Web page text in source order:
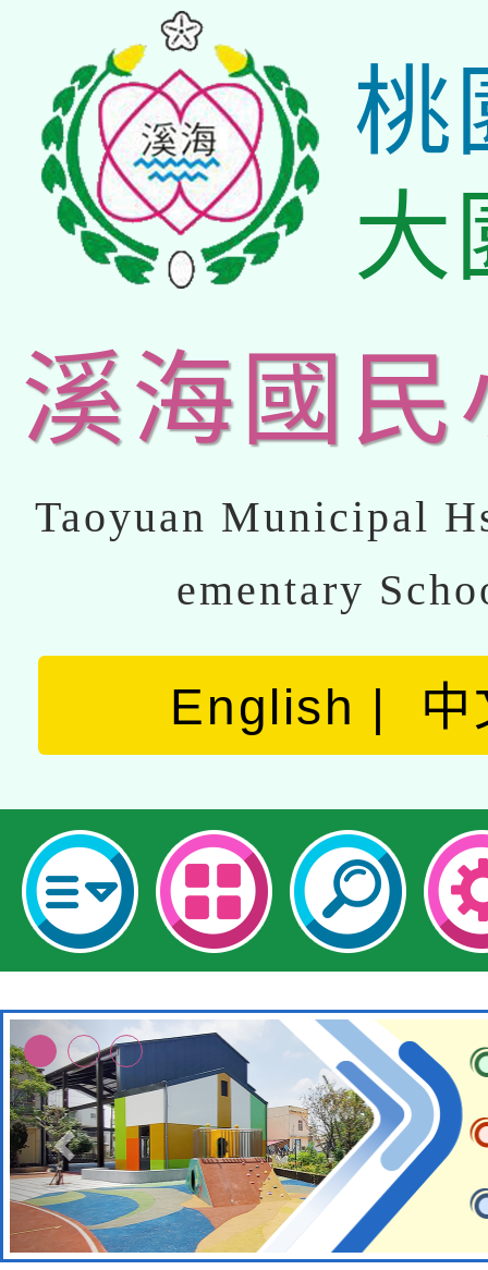
桃
大
溪海國民
Taoyuan Municipal
ementary
English 中
本校115學年度第2次